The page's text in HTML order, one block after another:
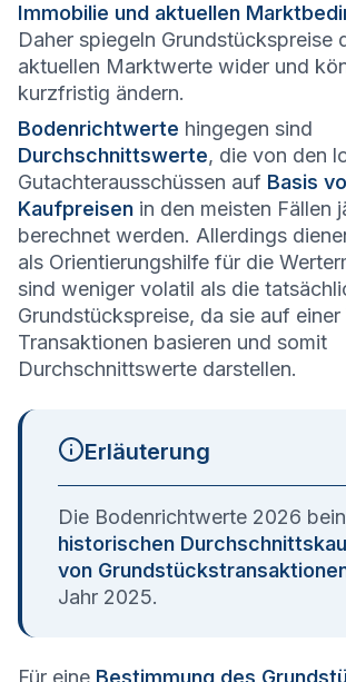
Immobilie und aktuellen
Daher spiegeln Grundstückspreise
aktuellen Marktwerte wider und
kurzfristig ändern.
Bodenrichtwerte hingegen sind
Durchschnittswerte, die von den
Gutachterausschüssen auf Basis
Kaufpreisen in den meisten Fällen
berechnet werden. Allerdings
als Orientierungshilfe für die
sind weniger volatil als die
Grundstückspreise, da sie auf
Transaktionen basieren und somit
Durchschnittswerte darstellen.
Erläuterung
Die Bodenrichtwerte 2026
historischen
von
Jahr 2025.
Für eine Bestimmung des